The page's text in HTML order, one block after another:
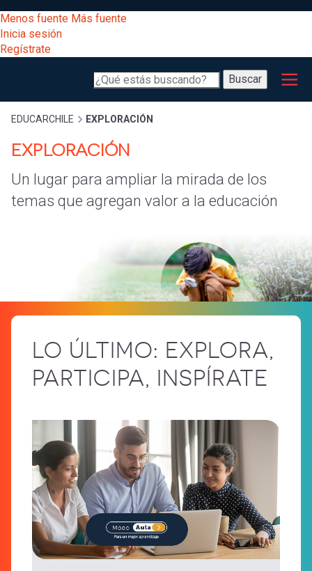
al
contenido
principal
[Educarchile
Escritorio]
Menú
entrar
cuenta
Menos fuente Más fuente
Inicia sesión
Regístrate
Buscar
Buscar
Menú
principal
Desarrollo
Expand
Gestión
curricular
Comunidad
Expand
No te
pierdas
Espacios
Herramientas
digitales
Expand
[Educarchile
sesión
Regístrate
Sobrescribir
enlaces
de
a
la
navegación
EDUCARCHILE EXPLORACIÓN
EXPLORACIÓN
Un lugar para ampliar la mirada de los
temas que agregan valor a la educación
LO ÚLTIMO: EXPLORA,
PARTICIPA, INSPÍRATE
registrarte.